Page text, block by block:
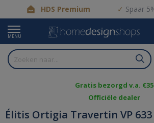
HDS Premium Spaar
MENU
Gratis bezorgd v.a. €35
Officiële dealer
Élitis Ortigia Travertin VP 633